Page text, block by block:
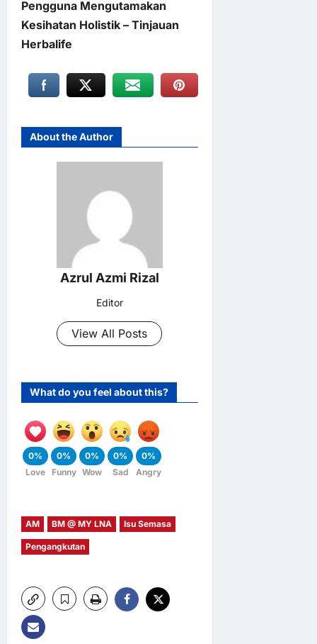
Pengguna Mengutamakan
Kesihatan Holistik – Tinjauan
Herbalife
About the Author
Azrul Azmi Rizal
Editor
View All Posts
What do you feel about this?
0%
Love
0%
Funny
0%
Wow
0%
Sad
0%
Angry
AM BM @ MY LNA Isu Semasa
Pengangkutan